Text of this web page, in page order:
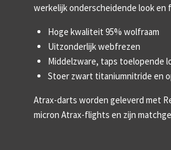
werkelijk onderscheidende look en
Hoge kwaliteit 95% wolfraam
Uitzonderlijk webfrezen
Middelzware, taps toelopende
Stoer zwart titaniumnitride en
Atrax-darts worden geleverd met
micron Atrax-flights en zijn